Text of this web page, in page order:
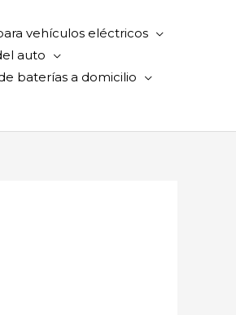
vehículos eléctricos
auto
baterías a domicilio